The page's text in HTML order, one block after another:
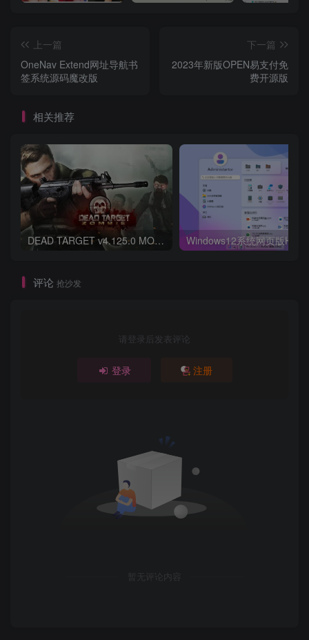
上一篇
OneNav Extend网址导航书
签系统源码魔改版
下一篇
2023年新版OPEN易支付免
费开源版
相关推荐
DEAD TARGET v4.125.0 MOD APK (Unlimited Money, Mega Menu)
评论 抢沙发
请登录后发表评论
登录 注册
暂无评论内容